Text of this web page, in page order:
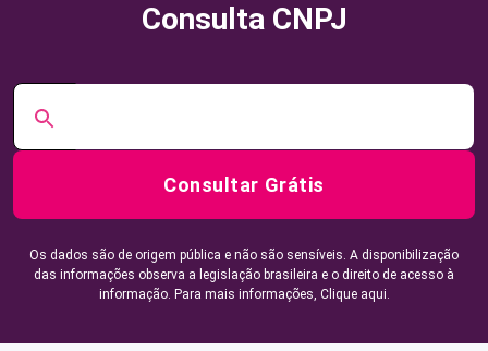
Consulta CNPJ
Consultar Grátis
Os dados são de origem pública e não são sensíveis. A disponibilização
das informações observa a legislação brasileira e o direito de acesso à
informação. Para mais informações, Clique aqui.